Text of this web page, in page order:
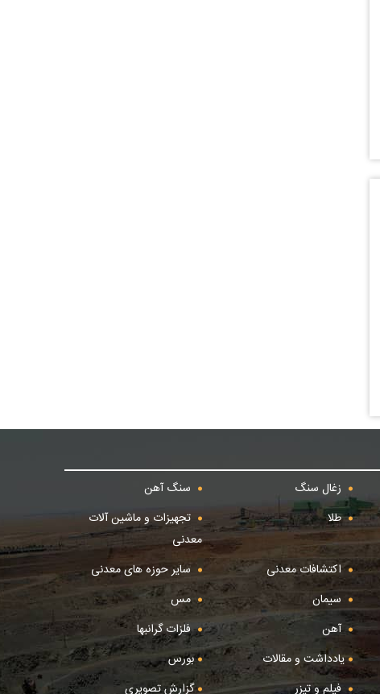
زغال سنگ
سنگ آهن
طلا
تجهیزات و ماشین آلات
معدنی
اکتشافات معدنی
سایر حوزه های معدنی
سیمان
مس
آهن
فلزات گرانبها
یادداشت و مقالات
بورس
فیلم و تیزر گزارش تصویری